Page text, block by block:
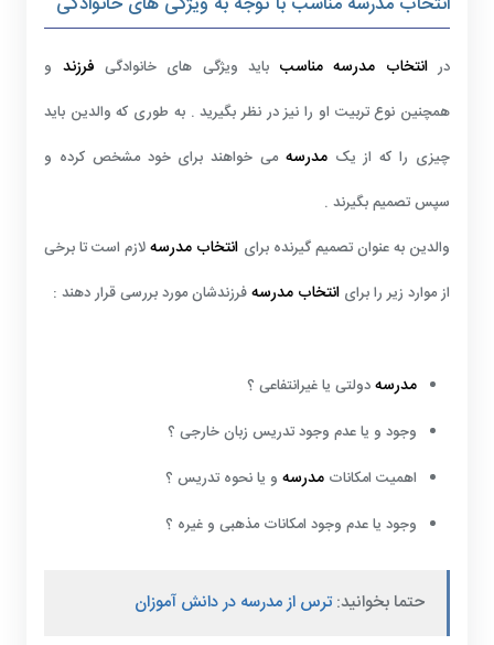
درانتخاب مدرسه مناسب باید ویژگی های خانوادگی فرزند و
همچنین نوع تربیت او را نیز در نظر بگیرید . به طوری که والدین باید
چیزی را که از یکمدرسهمی خواهند برای خود مشخص کرده و
سپس تصمیم بگیرند .
والدین به عنوان تصمیم گیرنده برای انتخاب مدرسهلازم است تا برخی
از موارد زیر را برایانتخاب مدرسهفرزندشان مورد بررسی قرار دهند :
مدرسهدولتی یا غیرانتفاعی ؟
وجود و یا عدم وجود تدریس زبان خارجی ؟
اهمیت امکاناتمدرسه و یا نحوه تدریس ؟
وجود یا عدم وجود امکانات مذهبی و غیره ؟
حتما بخوانید:ترس از مدرسه در دانش آموزان